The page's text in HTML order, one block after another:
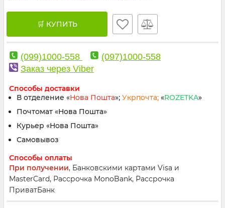
🛒 КУПИТЬ
(099)1000-558
(097)1000-558
Заказ через Viber
Способы доставки
В отделение «Нова Пошта»; Укрпочта; «ROZETKA»
Почтомат «Нова Пошта»
Курьер «Нова Пошта»
Самовывоз
Способы оплаты
При получении, Банковскими картами Visa и
MasterCard, Рассрочка MonoBank, Рассрочка
ПриватБанк